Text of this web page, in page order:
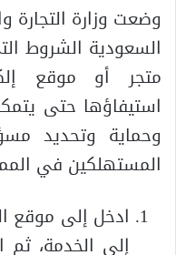
وضعت وزارة التجارة
السعودية الشروط
متجر أو موقع
استيفاؤها حتى
وحماية وتحديد
المستهلكين في
ادخل إلى موقع
إلى الخدمة، ثم